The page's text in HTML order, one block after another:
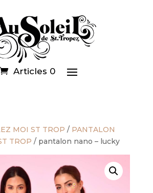
Articles 0
MOI ST TROP / PANTALON
TROP / pantalon nano – lucky